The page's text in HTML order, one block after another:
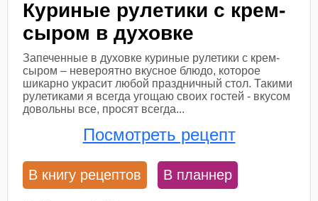
Куриные рулетики с крем-
сыром в духовке
Запеченные в духовке куриные рулетики с крем-
сыром – невероятно вкусное блюдо, которое
шикарно украсит любой праздничный стол. Такими
рулетиками я всегда угощаю своих гостей - вкусом
довольны все, просят всегда...
Посмотреть рецепт
В книгу рецептов В планнер